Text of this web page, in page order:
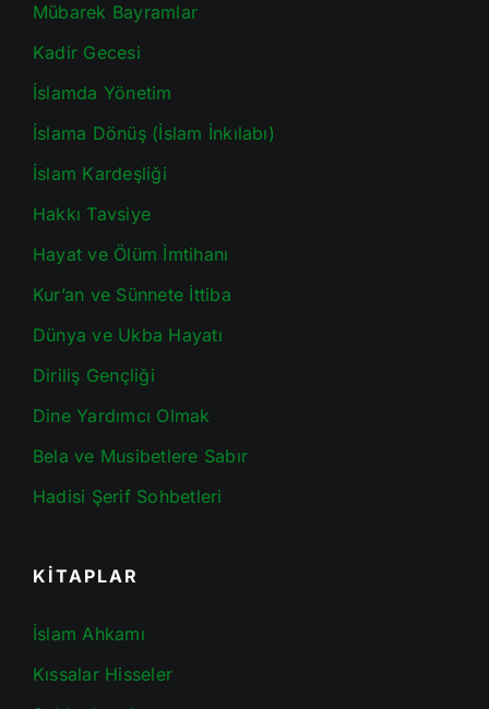
Mübarek Bayramlar
Kadir Gecesi
İslamda Yönetim
İslama Dönüş (İslam İnkılabı)
İslam Kardeşliği
Hakkı Tavsiye
Hayat ve Ölüm İmtihanı
Kur’an ve Sünnete İttiba
Dünya ve Ukba Hayatı
Diriliş Gençliği
Dine Yardımcı Olmak
Bela ve Musibetlere Sabır
Hadisi Şerif Sohbetleri
KİTAPLAR
İslam Ahkamı
Kıssalar Hisseler